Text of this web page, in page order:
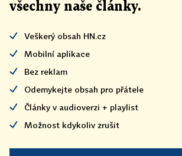
všechny naše články.
Veškerý obsah HN.cz
Mobilní aplikace
Bez reklam
Odemykejte obsah pro přátele
Články v audioverzi + playlist
Možnost kdykoliv zrušit